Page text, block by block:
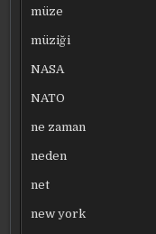
müze
müziği
NASA
NATO
ne zaman
neden
net
new york